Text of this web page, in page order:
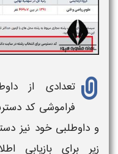
تعدادی از
فراموشی کد
و داوطلبی خود نیز
زیر برای بازیابی